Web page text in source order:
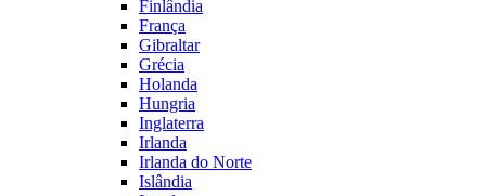
Finlândia
França
Gibraltar
Grécia
Holanda
Hungria
Inglaterra
Irlanda
Irlanda do Norte
Islândia